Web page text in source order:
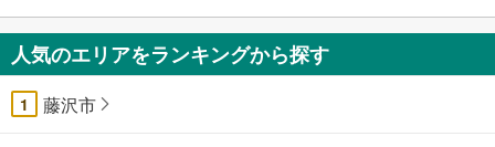
人気のエリアをランキングから探す
1 藤沢市